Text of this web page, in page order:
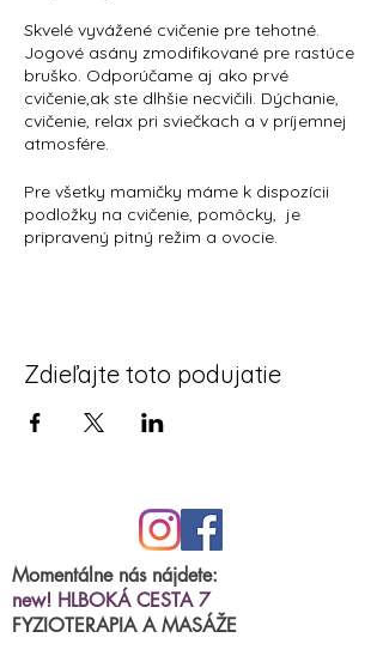
Skvelé vyvážené cvičenie pre tehotné.
Jogové asány zmodifikované pre rastúce
bruško. Odporúčame aj ako prvé
cvičenie,ak ste dlhšie necvičili. Dýchanie,
cvičenie, relax pri sviečkach a v príjemnej
atmosfére.
Pre všetky mamičky máme k dispozícii
podložky na cvičenie, pomôcky, je
pripravený pitný režim a ovocie.
voňavými a praktickými vzorkami od
Zdieľajte toto podujatie
Momentálne nás nájdete:
new! HLBOKÁ CESTA 7
FYZIOTERAPIA A MASÁŽE